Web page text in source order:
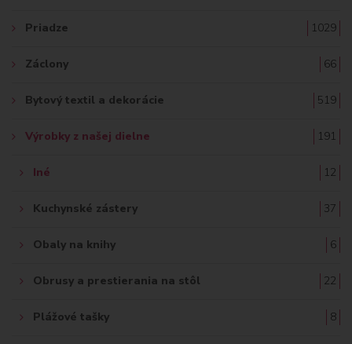
Priadze 1029
Záclony 66
Bytový textil a dekorácie 519
Výrobky z našej dielne 191
Iné 12
Kuchynské zástery 37
Obaly na knihy 6
Obrusy a prestierania na stôl 22
Plážové tašky 8